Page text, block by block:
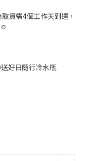
貨需4個工作天到達，
☺️
好日隨行冷水瓶